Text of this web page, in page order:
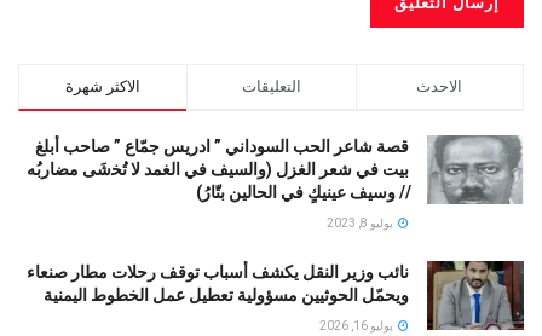
الاكثر شهرة التعليقات الاحدث
قصة شاعر الحب السوداني ” ادريس جمّاع ” صاحب أبلغ
بيت في شعر الغزل (وﺍﻟﺴﻴﻒ ﻓﻲ الغمد ﻻ ﺗُﺨشَى مضاربُه
// ﻭﺳﻴﻒ ﻋﻴﻨﻴﻚٍ ﻓﻲ ﺍﻟﺤﺎﻟﻴﻦ ﺑﺘّﺎﺭُ)
يوليو 8, 2023
نائب وزير النقل يكشف أسباب توقف رحلات مطار صنعاء
ويحمّل الحوثيين مسؤولية تعطيل عمل الخطوط اليمنية
يوليو 16, 2026